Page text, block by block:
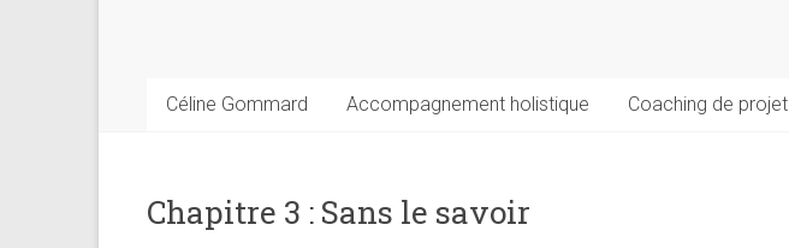
praticienne
Céline Gommard Accompagnement holistique Coaching de projet
Chapitre 3 : Sans le savoir